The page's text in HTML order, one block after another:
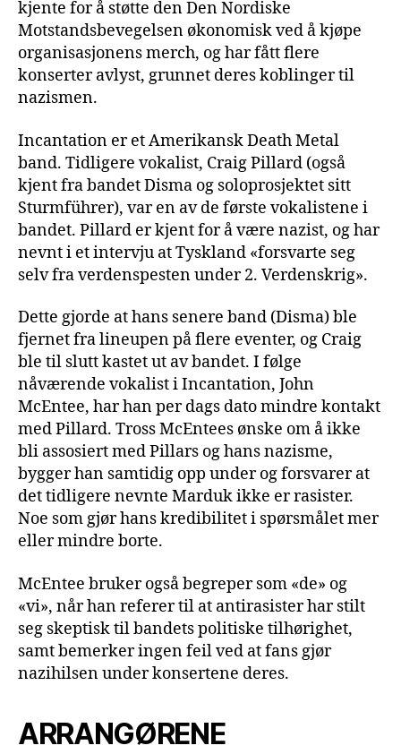
kjente for å støtte den Den Nordiske
Motstandsbevegelsen økonomisk ved å kjøpe
organisasjonens merch, og har fått flere
konserter avlyst, grunnet deres koblinger til
nazismen.
Incantation er et Amerikansk Death Metal
band. Tidligere vokalist, Craig Pillard (også
kjent fra bandet Disma og soloprosjektet sitt
Sturmführer), var en av de første vokalistene i
bandet. Pillard er kjent for å være nazist, og har
nevnt i et intervju at Tyskland «forsvarte seg
selv fra verdenspesten under 2. Verdenskrig».
Dette gjorde at hans senere band (Disma) ble
fjernet fra lineupen på flere eventer, og Craig
ble til slutt kastet ut av bandet. I følge
nåværende vokalist i Incantation, John
McEntee, har han per dags dato mindre kontakt
med Pillard. Tross McEntees ønske om å ikke
bli assosiert med Pillars og hans nazisme,
bygger han samtidig opp under og forsvarer at
det tidligere nevnte Marduk ikke er rasister.
Noe som gjør hans kredibilitet i spørsmålet mer
eller mindre borte.
McEntee bruker også begreper som «de» og
«vi», når han referer til at antirasister har stilt
seg skeptisk til bandets politiske tilhørighet,
samt bemerker ingen feil ved at fans gjør
nazihilsen under konsertene deres.
ARRANGØRENE